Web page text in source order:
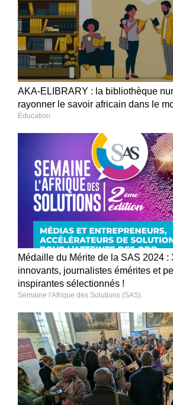
AKA-ELIBRARY : la bibliothèque
rayonner le savoir africain dans le
Éducation
Médaille du Mérite de la SAS 2024 :
innovants, journalistes émérites et
inspirantes sélectionnés !
Semaine l'Afrique des Solutions (SAS)